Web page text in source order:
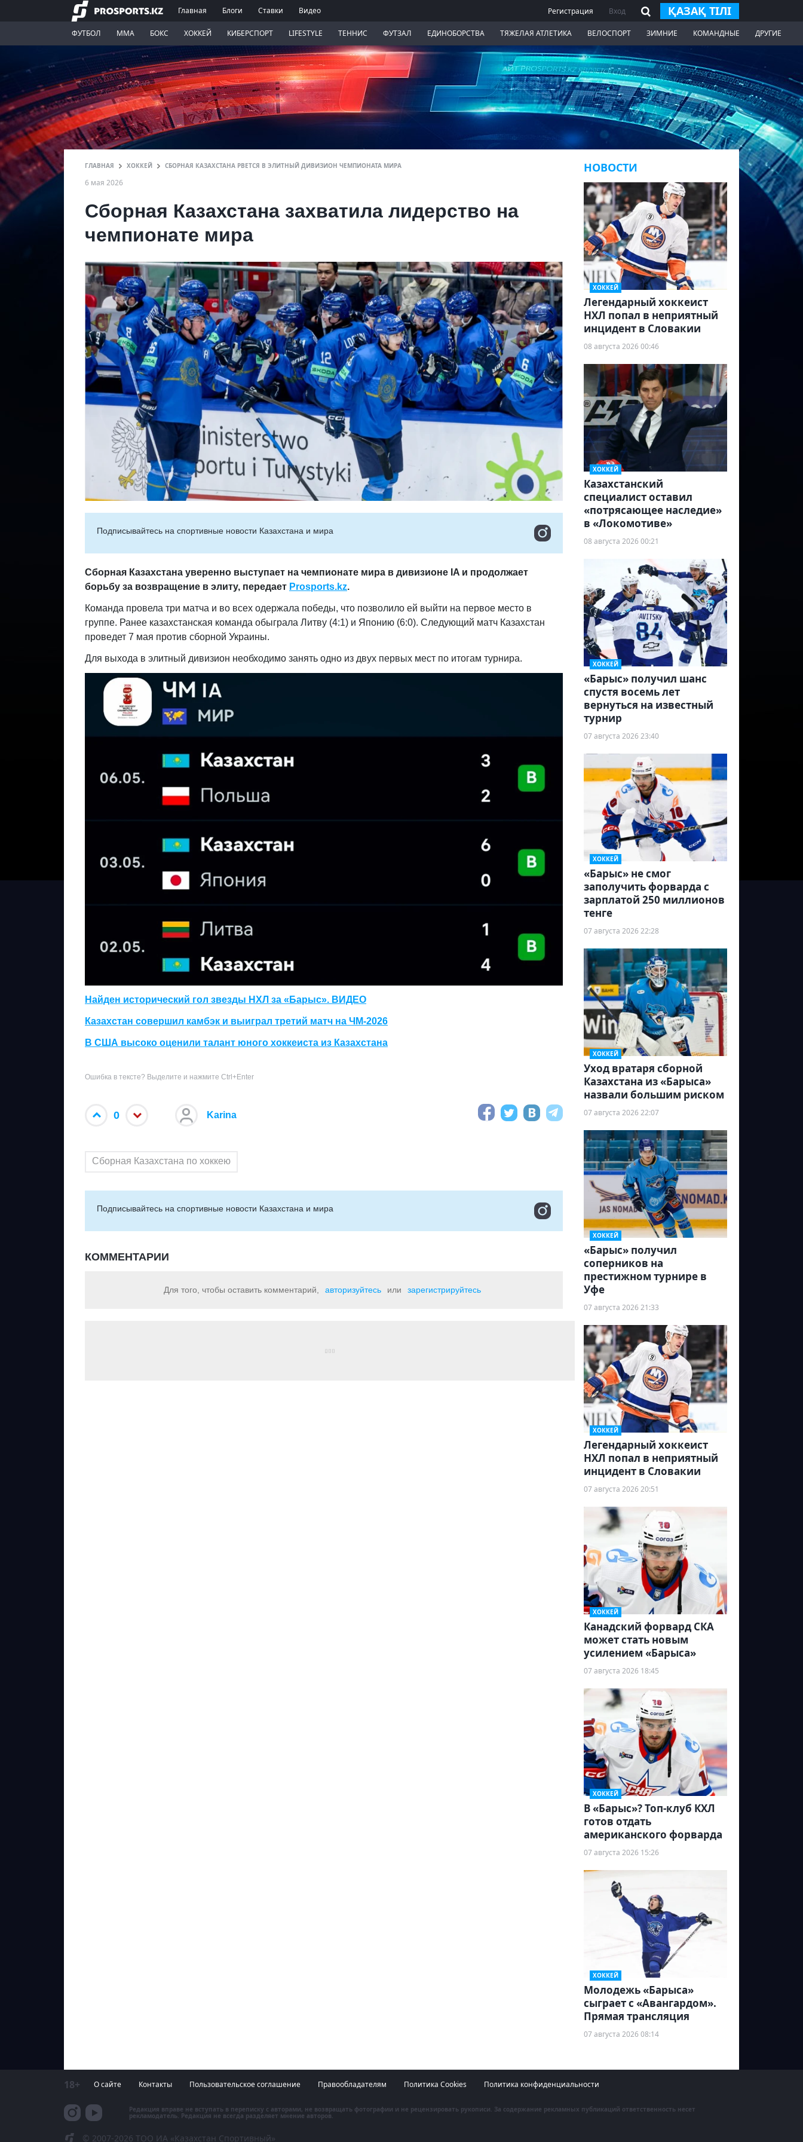
Главная Блоги Ставки Видео Регистрация Вход ҚАЗАҚ ТІЛІ
ФУТБОЛ ММА БОКС ХОККЕЙ КИБЕРСПОРТ LIFESTYLE ТЕННИС ФУТЗАЛ ЕДИНОБОРСТВА ТЯЖЕЛАЯ АТЛЕТИКА ВЕЛОСПОРТ ЗИМНИЕ КОМАНДНЫЕ ДРУГИЕ
ГЛАВНАЯ ХОККЕЙ СБОРНАЯ КАЗАХСТАНА РВЕТСЯ В ЭЛИТНЫЙ ДИВИЗИОН ЧЕМПИОНАТА МИРА
6 мая 2026
Сборная Казахстана захватила лидерство на
чемпионате мира
Подписывайтесь на cпортивные новости Казахстана и мира
Сборная Казахстана уверенно выступает на чемпионате мира в дивизионе IA и продолжает
борьбу за возвращение в элиту, передает Prosports.kz.
Команда провела три матча и во всех одержала победы, что позволило ей выйти на первое место в
группе. Ранее казахстанская команда обыграла Литву (4:1) и Японию (6:0). Следующий матч Казахстан
проведет 7 мая против сборной Украины.
Для выхода в элитный дивизион необходимо занять одно из двух первых мест по итогам турнира.
Найден исторический гол звезды НХЛ за «Барыс». ВИДЕО
Казахстан совершил камбэк и выиграл третий матч на ЧМ-2026
В США высоко оценили талант юного хоккеиста из Казахстана
Ошибка в тексте? Выделите и нажмите Ctrl+Enter
0 Karina
Сборная Казахстана по хоккею
Подписывайтесь на cпортивные новости Казахстана и мира
КОММЕНТАРИИ
Для того, чтобы оставить комментарий, авторизуйтесь или зарегистрируйтесь
НОВОСТИ
ХОККЕЙ
Легендарный хоккеист
НХЛ попал в неприятный
инцидент в Словакии
08 августа 2026 00:46
ХОККЕЙ
Казахстанский
специалист оставил
«потрясающее наследие»
в «Локомотиве»
08 августа 2026 00:21
ХОККЕЙ
«Барыс» получил шанс
спустя восемь лет
вернуться на известный
турнир
07 августа 2026 23:40
ХОККЕЙ
«Барыс» не смог
заполучить форварда с
зарплатой 250 миллионов
тенге
07 августа 2026 22:28
ХОККЕЙ
Уход вратаря сборной
Казахстана из «Барыса»
назвали большим риском
07 августа 2026 22:07
ХОККЕЙ
«Барыс» получил
соперников на
престижном турнире в
Уфе
07 августа 2026 21:33
ХОККЕЙ
Легендарный хоккеист
НХЛ попал в неприятный
инцидент в Словакии
07 августа 2026 20:51
ХОККЕЙ
Канадский форвард СКА
может стать новым
усилением «Барыса»
07 августа 2026 18:45
ХОККЕЙ
В «Барыс»? Топ-клуб КХЛ
готов отдать
американского форварда
07 августа 2026 15:26
ХОККЕЙ
Молодежь «Барыса»
сыграет с «Авангардом».
Прямая трансляция
07 августа 2026 08:14
18+ О сайте Контакты Пользовательское соглашение Правообладателям Политика Cookies Политика конфиденциальности
Редакция вправе не вступать в переписку с авторами, не возвращать фотографии и не рецензировать рукописи. За содержание рекламных публикаций ответственность несет
рекламодатель. Редакция не всегда разделяет мнение авторов.
© 2007-2026 ТОО ИА «Казахстан Спортивный»